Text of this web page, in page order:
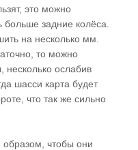
это можно
больше задние колёса.
на несколько мм.
то можно
несколько ослабив
шасси карта будет
что так же сильно
образом, чтобы они